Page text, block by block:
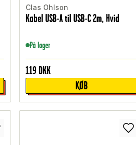
Clas Ohlson
Kabel USB-A til USB-C 2m, Hvid
På lager
119 DKK
KØB